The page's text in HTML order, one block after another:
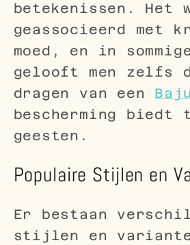
betekenissen. Het
geassocieerd met
moed, en in
gelooft men zelfs
dragen van een Baju
bescherming biedt
geesten.
Populaire Stijlen en
Er bestaan
stijlen en